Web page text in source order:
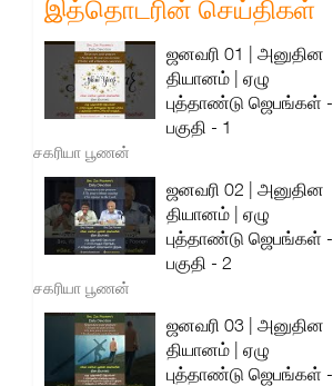
இத்தொடரின் செய்திகள்
ஜனவரி 01 | அனுதின
தியானம் | ஏழு
புத்தாண்டு ஜெபங்கள் -
பகுதி - 1
சகரியா பூணன்
ஜனவரி 02 | அனுதின
தியானம் | ஏழு
புத்தாண்டு ஜெபங்கள் -
பகுதி - 2
சகரியா பூணன்
ஜனவரி 03 | அனுதின
தியானம் | ஏழு
புத்தாண்டு ஜெபங்கள் -